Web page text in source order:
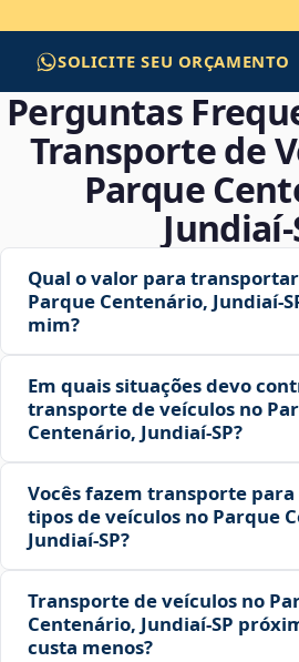
SOLICITE SEU ORÇAMENTO
Perguntas
Transporte de
Parque
Qual o valor para
Parque Centenário,
mim?
Em quais situações devo
transporte de veículos no
Centenário, Jundiaí‑SP?
Vocês fazem transporte
tipos de veículos no Parque
Jundiaí‑SP?
Transporte de veículos no
Centenário, Jundiaí‑SP
custa menos?